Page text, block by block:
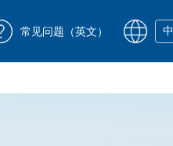
常见问题（英文）